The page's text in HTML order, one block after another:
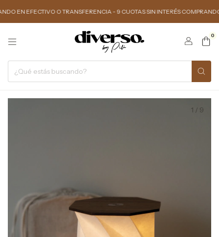
EFECTIVO O TRANSFERENCIA - 9 CUOTAS SIN INTERÉS COMPRANDO
0
1 / 9